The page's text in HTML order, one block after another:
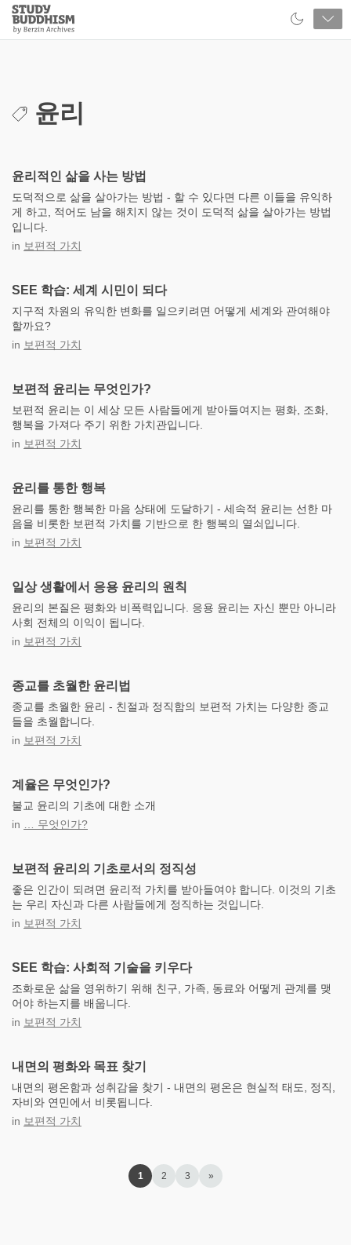
Close
Study
Buddhism
윤리
윤리적인 삶을 사는 방법
도덕적으로 삶을 살아가는 방법 - 할 수 있다면 다른 이들을 유익하
게 하고, 적어도 남을 해치지 않는 것이 도덕적 삶을 살아가는 방법
입니다.
in 보편적 가치
SEE 학습: 세계 시민이 되다
지구적 차원의 유익한 변화를 일으키려면 어떻게 세계와 관여해야
할까요?
in 보편적 가치
보편적 윤리는 무엇인가?
보편적 윤리는 이 세상 모든 사람들에게 받아들여지는 평화, 조화,
행복을 가져다 주기 위한 가치관입니다.
in 보편적 가치
윤리를 통한 행복
윤리를 통한 행복한 마음 상태에 도달하기 - 세속적 윤리는 선한 마
음을 비롯한 보편적 가치를 기반으로 한 행복의 열쇠입니다.
in 보편적 가치
일상 생활에서 응용 윤리의 원칙
윤리의 본질은 평화와 비폭력입니다. 응용 윤리는 자신 뿐만 아니라
사회 전체의 이익이 됩니다.
in 보편적 가치
종교를 초월한 윤리법
종교를 초월한 윤리 - 친절과 정직함의 보편적 가치는 다양한 종교
들을 초월합니다.
in 보편적 가치
계율은 무엇인가?
불교 윤리의 기초에 대한 소개
in
… 무엇인가?
보편적 윤리의 기초로서의 정직성
좋은 인간이 되려면 윤리적 가치를 받아들여야 합니다. 이것의 기초
는 우리 자신과 다른 사람들에게 정직하는 것입니다.
in 보편적 가치
SEE 학습: 사회적 기술을 키우다
조화로운 삶을 영위하기 위해 친구, 가족, 동료와 어떻게 관계를 맺
어야 하는지를 배웁니다.
in 보편적 가치
내면의 평화와 목표 찾기
내면의 평온함과 성취감을 찾기 - 내면의 평온은 현실적 태도, 정직,
자비와 연민에서 비롯됩니다.
in 보편적 가치
1 2 3 »